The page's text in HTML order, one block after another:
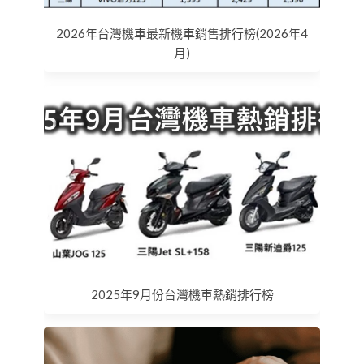
2026年台灣機車最新機車銷售排行榜(2026年4
月)
2025年9月份台灣機車熱銷排行榜